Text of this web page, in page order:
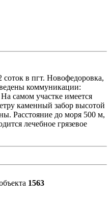
соток в пгт. Новофедоровка,
коммуникации:
самом участке имеется
каменный забор высотой
Расстояние до моря 500 м,
лечебное грязевое
1563